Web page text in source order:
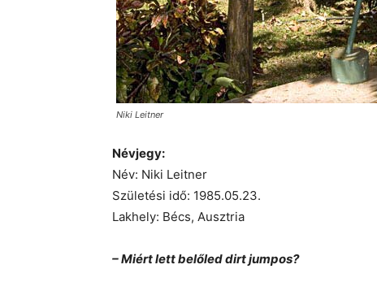
Niki Leitner
Névjegy:
Név: Niki Leitner
Születési idő: 1985.05.23.
Lakhely: Bécs, Ausztria
– Miért lett belőled dirt jumpos?